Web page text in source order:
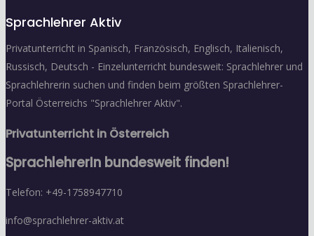
Sprachlehrer Aktiv
Privatunterricht in Spanisch, Französisch, Englisch, Italienisch,
Russisch, Deutsch - Einzelunterricht bundesweit: Sprachlehrer und
Sprachlehrerin suchen und finden beim größten Sprachlehrer-
Portal Österreichs "Sprachlehrer Aktiv".
Privatunterricht in Österreich
SprachlehrerIn bundesweit finden!
Telefon: +49-1758947710
info@sprachlehrer-aktiv.at